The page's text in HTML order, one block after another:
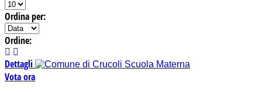
Ordina per:
Ordine:
Dettagli
Vota ora